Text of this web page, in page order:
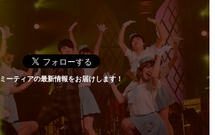
ミーティアの最新情報をお届けします！